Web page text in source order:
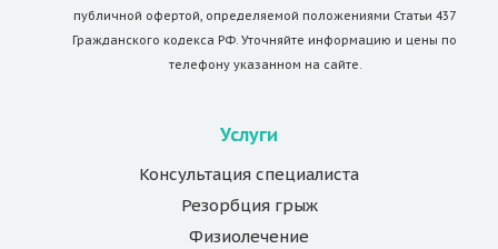
публичной офертой, определяемой положениями Статьи 437
Гражданского кодекса РФ. Уточняйте информацию и цены по
телефону указанном на сайте.
Услуги
Консультация специалиста
Резорбция грыж
Физиолечение